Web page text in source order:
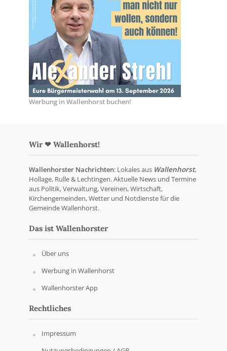
Werbung in Wallenhorst buchen!
Wir ❤ Wallenhorst!
Wallenhorster Nachrichten: Lokales aus Wallenhorst,
Hollage, Rulle & Lechtingen. Aktuelle News und Termine
aus Politik, Verwaltung, Vereinen, Wirtschaft,
Kirchengemeinden, Wetter und Notdienste für die
Gemeinde Wallenhorst.
Das ist Wallenhorster
Über uns
Werbung in Wallenhorst
Wallenhorster App
Rechtliches
Impressum